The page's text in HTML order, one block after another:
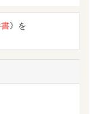
》を